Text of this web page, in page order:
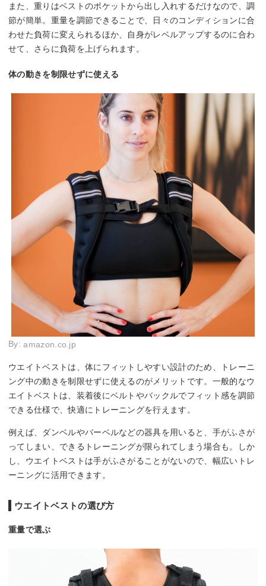
また、重りはベストのポケットから出し入れするだけなので、調
節が簡単。重量を調節できることで、日々のコンディションに合
わせた負荷に変えられるほか、自身がレベルアップするのに合わ
せて、さらに負荷を上げられます。
体の動きを制限せずに使える
By:amazon.co.jp
ウエイトベストは、体にフィットしやすい設計のため、トレーニ
ング中の動きを制限せずに使えるのがメリットです。一般的なウ
エイトベストは、装着後にベルトやバックルでフィット感を調節
できる仕様で、快適にトレーニングを行えます。
例えば、ダンベルやバーベルなどの器具を用いると、手がふさが
ってしまい、できるトレーニングが限られてしまう場合も。しか
し、ウエイトベストは手がふさがることがないので、幅広いトレ
ーニングに活用できます。
ウエイトベストの選び方
重量で選ぶ